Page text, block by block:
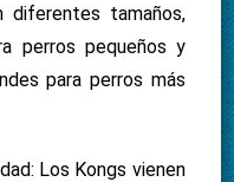
diferentes tamaños,
perros pequeños y
para perros más
Los Kongs vienen